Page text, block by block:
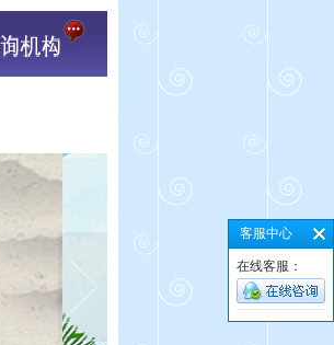
客服中心
在线客服：